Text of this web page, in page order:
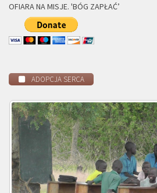
OFIARA NA MISJE. 'BÓG ZAPŁAĆ’
ADOPCJA SERCA